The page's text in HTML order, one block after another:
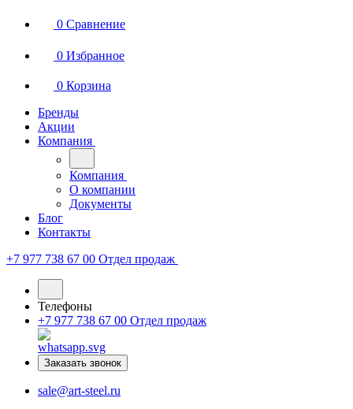
0 Сравнение
0 Избранное
0 Корзина
Бренды
Акции
Компания
Компания
О компании
Документы
Блог
Контакты
+7 977 738 67 00 Отдел продаж
Телефоны
+7 977 738 67 00 Отдел продаж
Заказать звонок
sale@art-steel.ru